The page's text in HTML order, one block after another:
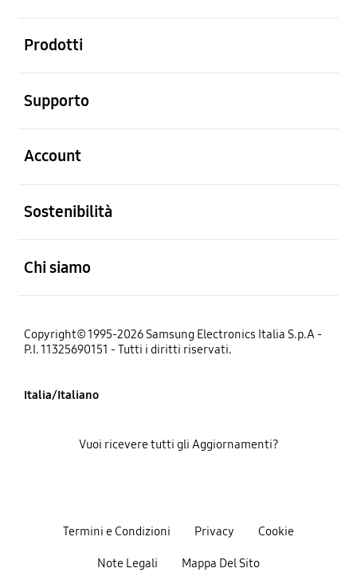
Prodotti
Supporto
Account
Sostenibilità
Chi siamo
Copyright© 1995-2026 Samsung Electronics Italia S.p.A -
P.I. 11325690151 - Tutti i diritti riservati.
Italia/Italiano
Termini e Condizioni Privacy Cookie
Note Legali Mappa Del Sito
Vuoi ricevere tutti gli Aggiornamenti?